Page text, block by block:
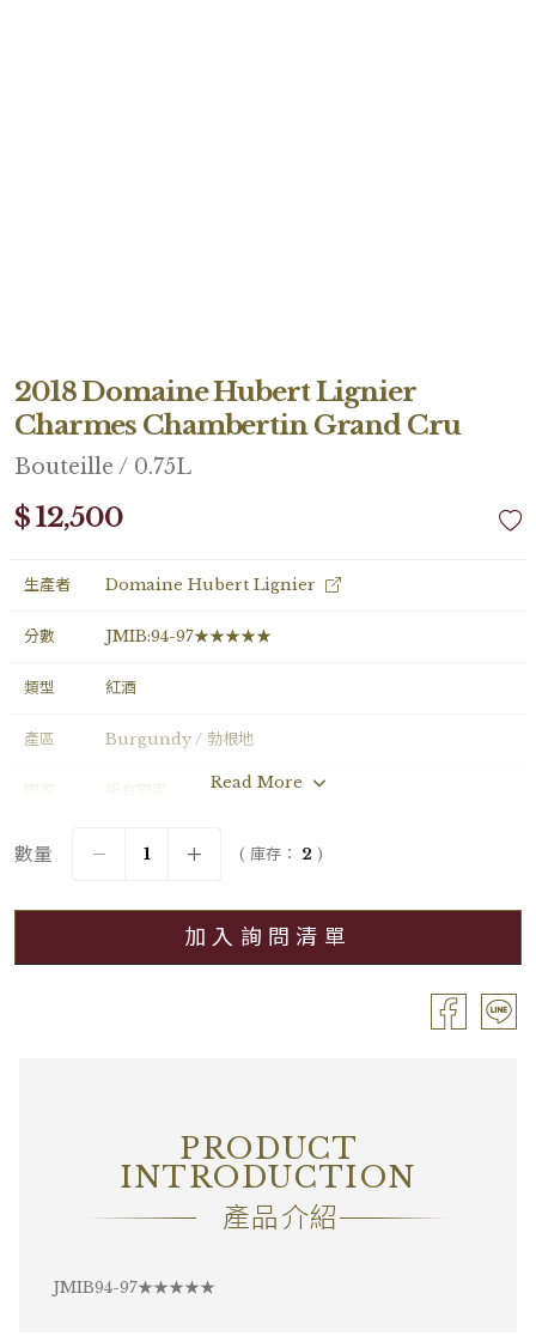
2018 Domaine Hubert Lignier
Charmes Chambertin Grand Cru
Bouteille / 0.75L
$ 12,500
生產者 Domaine Hubert Lignier
分數 JMIB:94-97★★★★★
類型 紅酒
產區 Burgundy / 勃根地
國家 所有國家
年份
Grand Cru / 特級園
Read More
數量 ( 庫存： 2 )
加入詢問清單
PRODUCT
INTRODUCTION
產品介紹
JMIB94-97★★★★★